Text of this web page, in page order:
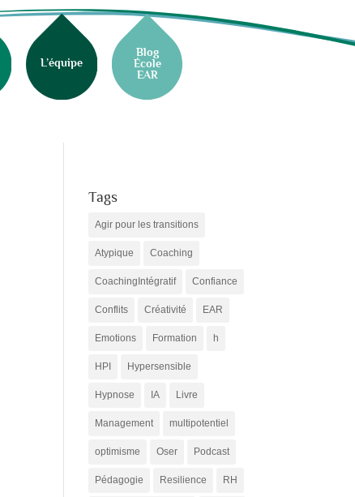
L’équipe
Blog
École
EAR
Tags
Agir pour les transitions
Atypique Coaching
CoachingIntégratif Confiance
Conflits Créativité EAR
Emotions Formation h
HPI Hypersensible
Hypnose IA Livre
Management multipotentiel
optimisme Oser Podcast
Pédagogie Resilience RH